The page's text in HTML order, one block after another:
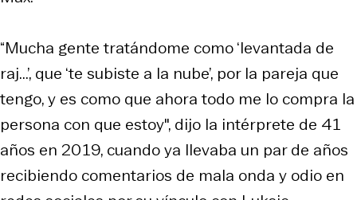
“Mucha gente tratándome como ‘levantada de
raj...’, que ‘te subiste a la nube’, por la pareja que
tengo, y es como que ahora todo me lo compra la
persona con que estoy", dijo la intérprete de 41
años en 2019, cuando ya llevaba un par de años
recibiendo comentarios de mala onda y odio en